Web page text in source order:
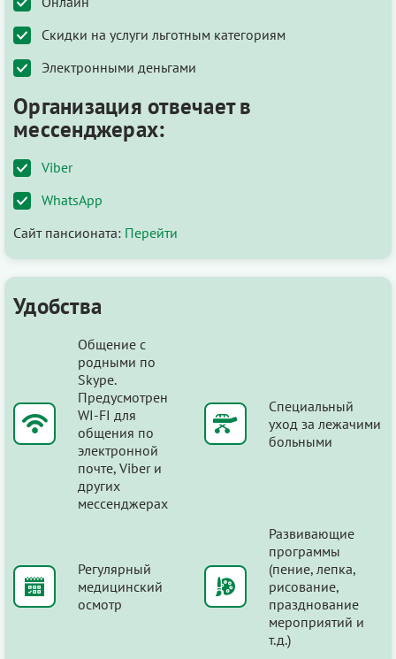
Скидки на услуги льготным категориям
Электронными деньгами
Организация отвечает в
мессенджерах:
Viber
WhatsApp
Сайт пансионата: Перейти
Удобства
Общение с
родными по
Skype.
Предусмотрен
WI-FI для
общения по
электронной
почте, Viber и
других
мессенджерах
Специальный
уход за лежачими
больными
Регулярный
медицинский
осмотр
Развивающие
программы
(пение, лепка,
рисование,
празднование
мероприятий и
т.д.)